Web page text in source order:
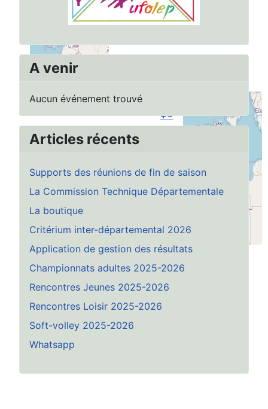
+−
©
OpenStreetMap
A venir
Aucun événement trouvé
Articles récents
Supports des réunions de fin de saison
La Commission Technique Départementale
La boutique
Critérium inter-départemental 2026
Application de gestion des résultats
Championnats adultes 2025-2026
Rencontres Jeunes 2025-2026
Rencontres Loisir 2025-2026
Soft-volley 2025-2026
Whatsapp